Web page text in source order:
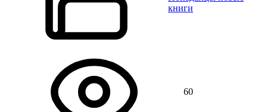
книги
60